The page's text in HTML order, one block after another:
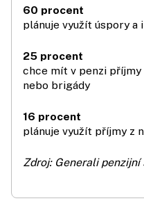
60 procent
plánuje využít úspory a
25 procent
chce mít v penzi příjmy
nebo brigády
16 procent
plánuje využít příjmy z
Zdroj: Generali